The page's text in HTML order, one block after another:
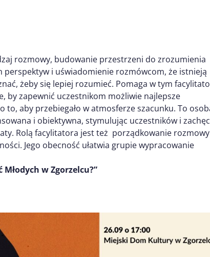
rozmowy, budowanie przestrzeni do zrozumienia
perspektyw i uświadomienie rozmówcom, że istnieją
żeby się lepiej rozumieć. Pomaga w tym
by zapewnić uczestnikom możliwie najlepsze
aby przebiegało w atmosferze szacunku. To
i obiektywna, stymulując uczestników i
Rolą facylitatora jest też porządkowanie rozmowy
Jego obecność ułatwia grupie wypracowanie
Młodych w Zgorzelcu?”